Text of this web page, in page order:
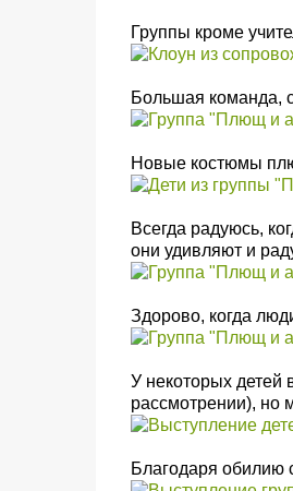
Группы кроме
Большая команда,
Новые костюмы
Всегда радуюсь,
они удивляют и
Здорово, когда
У некоторых детей
рассмотрении), но
Благодаря обилию